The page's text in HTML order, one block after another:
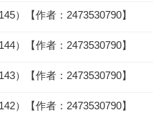
）【作者：2473530790】
）【作者：2473530790】
）【作者：2473530790】
）【作者：2473530790】